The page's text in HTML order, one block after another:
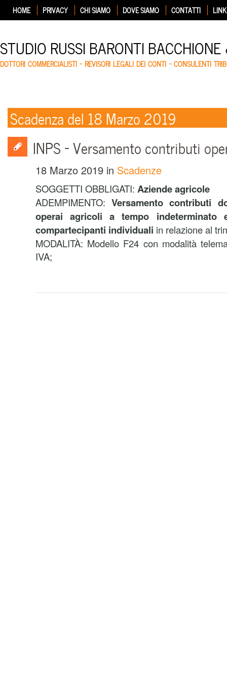
HOME PRIVACY CHI SIAMO DOVE SIAMO CONTATTI LINK
STUDIO RUSSI BARONTI
DOTTORI COMMERCIALISTI – REVISORI LEGALI DEI CONTI – CONSULENTI
Scadenza del 18 Marzo 2019
INPS – Versamento contributi
18 Marzo 2019 in Scadenze
SOGGETTI OBBLIGATI: Aziende agricole
ADEMPIMENTO:Versamento contributi
operai agricoli a tempo indeterminato
compartecipanti individuali in relazione al
MODALITÀ: Modello F24 con modalità
IVA;